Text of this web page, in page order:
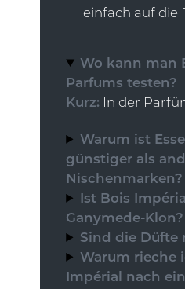
einfach auf die
Wo kann man
Parfums testen?
Kurz: In der
Warum ist
günstiger als
Nischenmarken?
Ist Bois
Ganymede-Klon?
Sind die Düfte
Warum rieche
Impérial nach